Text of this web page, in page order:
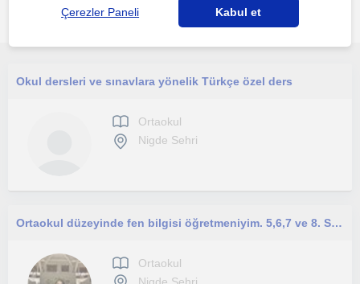
Nigde bölgesinde ilginizi çekebilecek diğer Ortaokul
öğretmenleri
Okul dersleri ve sınavlara yönelik Türkçe özel ders
Ortaokul
Nigde Sehri
Ortaokul düzeyinde fen bilgisi öğretmeniyim. 5,6,7 ve 8. Sınıf öğrencilerinin eğitiminde oldukça iddalıyım .
Ortaokul
Çerezler Paneli Kabul et